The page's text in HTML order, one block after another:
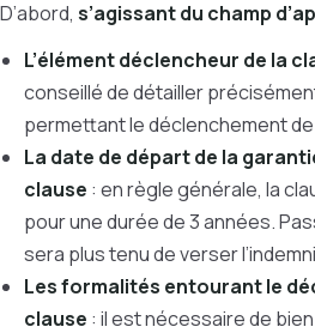
D’abord, s’agissant du champ
L’élément déclencheur de la
conseillé de détailler
permettant le déclenchement
La date de départ de la
clause : en règle générale, la
pour une durée de 3 années.
sera plus tenu de verser
Les formalités entourant le
clause : il est nécessaire de